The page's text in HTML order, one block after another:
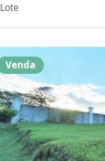
Lote
Venda